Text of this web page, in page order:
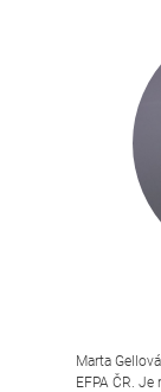
Marta
EFPA ČR.